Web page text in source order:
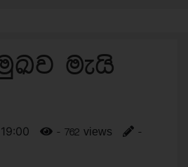
මැයි
- 762 views
-